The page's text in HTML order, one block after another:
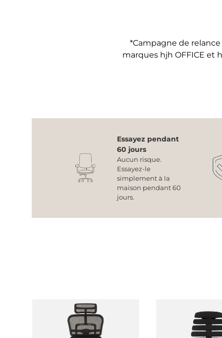
*Campagne de
marques hjh OFFICE
Essayez pendant
60 jours
Aucun risque.
Essayez-le
simplement à la
maison pendant 60
jours.